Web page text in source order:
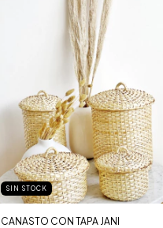
SIN STOCK
CANASTO CON TAPA JANI